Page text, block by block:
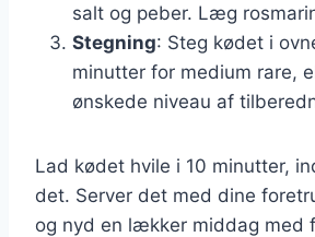
salt og peber. Læg
Stegning: Steg kødet i
minutter for medium rare,
ønskede niveau af
Lad kødet hvile i 10 minutter,
det. Server det med dine
og nyd en lækker middag med